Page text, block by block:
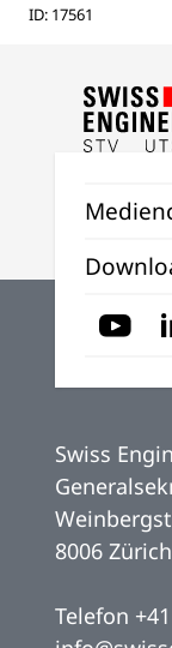
ID: 17561
Swiss
8006 Zürich
Telefon